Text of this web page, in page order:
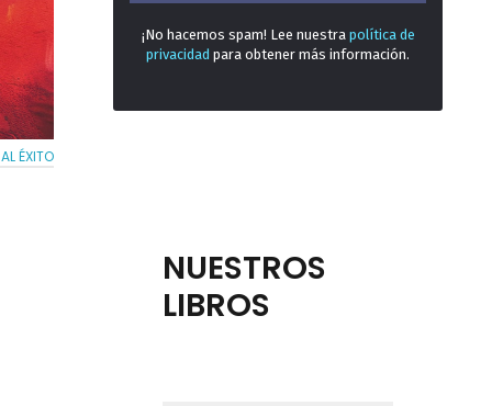
ÉXITO
¡No hacemos spam! Lee nuestra política de
privacidad para obtener más información.
NUESTROS
LIBROS